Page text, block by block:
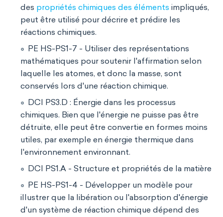
des propriétés chimiques des éléments impliqués,
peut être utilisé pour décrire et prédire les
réactions chimiques.
PE HS-PS1-7 - Utiliser des représentations
mathématiques pour soutenir l'affirmation selon
laquelle les atomes, et donc la masse, sont
conservés lors d'une réaction chimique.
DCI PS3.D : Énergie dans les processus
chimiques. Bien que l'énergie ne puisse pas être
détruite, elle peut être convertie en formes moins
utiles, par exemple en énergie thermique dans
l'environnement environnant.
DCI PS1.A - Structure et propriétés de la matière
PE HS-PS1-4 - Développer un modèle pour
illustrer que la libération ou l'absorption d'énergie
d'un système de réaction chimique dépend des